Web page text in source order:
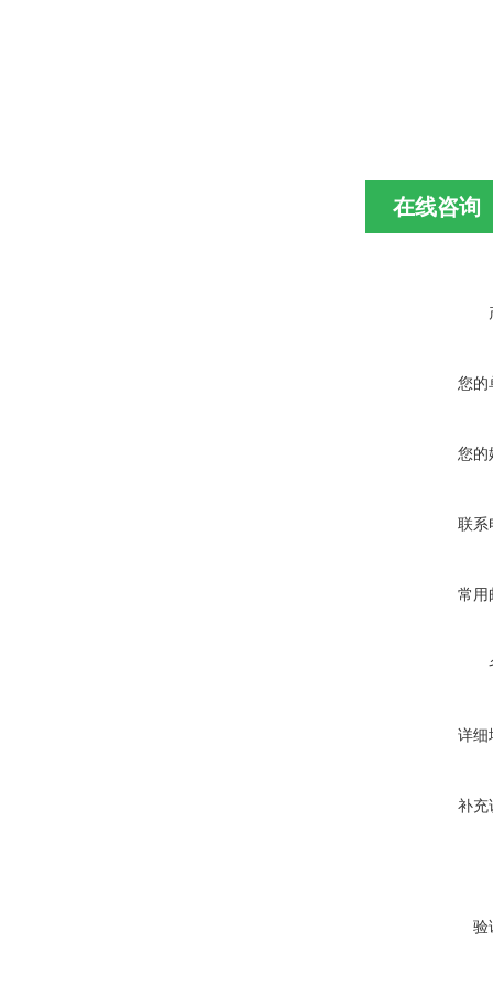
在线咨询
您的
您的
联系
常用
详细
补充
验